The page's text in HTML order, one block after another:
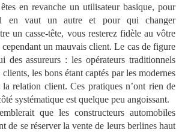
en revanche un utilisateur basique, pour
en vaut un autre et pour qui changer
un casse-tête, vous resterez fidèle au vôtre
un mauvais client. Le cas de figure
des assureurs : les opérateurs traditionnels
les bons étant captés par les modernes
relation client. Ces pratiques n’ont rien de
systématique est quelque peu angoissant.
que les constructeurs automobiles
de se réserver la vente de leurs berlines haut